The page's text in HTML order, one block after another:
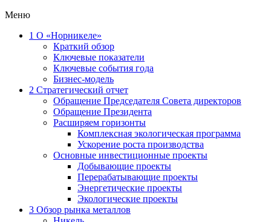
Меню
1 О «Норникеле»
Краткий обзор
Ключевые показатели
Ключевые события года
Бизнес-модель
2 Стратегический отчет
Обращение Председателя Совета директоров
Обращение Президента
Расширяем горизонты
Комплексная экологическая программа
Ускорение роста производства
Основные инвестиционные проекты
Добывающие проекты
Перерабатывающие проекты
Энергетические проекты
Экологические проекты
3 Обзор рынка металлов